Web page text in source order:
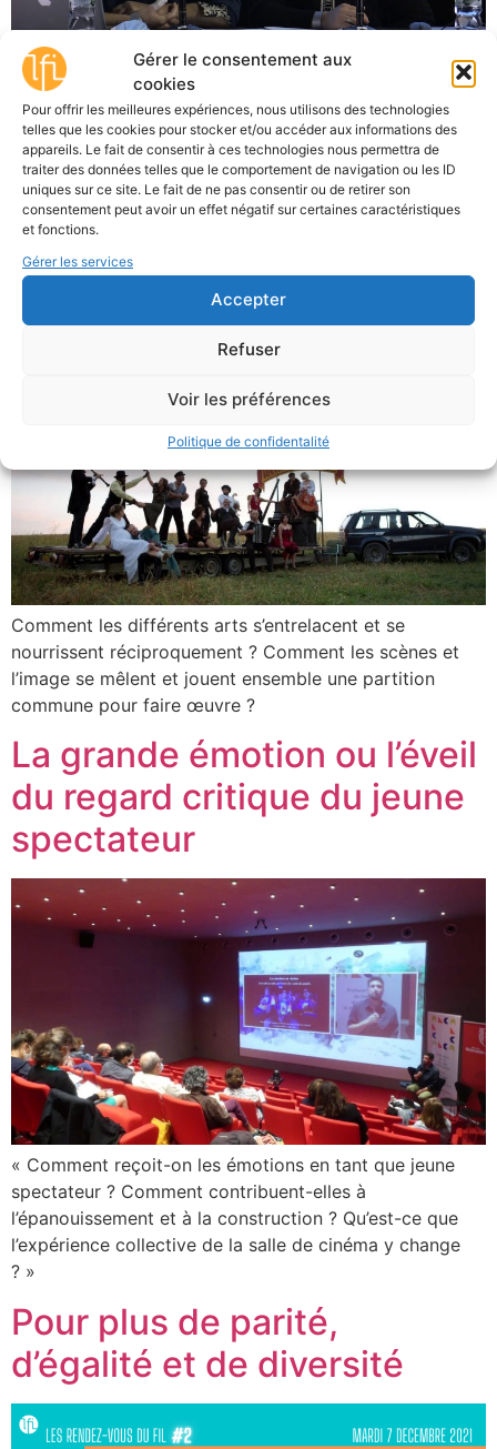
Gérer le consentement aux
cookies
Pour offrir les meilleures expériences, nous utilisons des technologies
telles que les cookies pour stocker et/ou accéder aux informations des
appareils. Le fait de consentir à ces technologies nous permettra de
traiter des données telles que le comportement de navigation ou les ID
uniques sur ce site. Le fait de ne pas consentir ou de retirer son
consentement peut avoir un effet négatif sur certaines caractéristiques
et fonctions.
Gérer les services
Accepter
Refuser
Voir les préférences
Politique de confidentalité
Journées professionnelles Cinéma 93 : découvrez le
récit d’une expérimentation menée dans une PMI et la
présentation d’un guide ressource à destination des
professionnels de la petite enfance, de la culture et des
parents.
Scènes et Cinéma
Comment les différents arts s’entrelacent et se
nourrissent réciproquement ? Comment les scènes et
l’image se mêlent et jouent ensemble une partition
commune pour faire œuvre ?
La grande émotion ou l’éveil
du regard critique du jeune
spectateur
« Comment reçoit-on les émotions en tant que jeune
spectateur ? Comment contribuent-elles à
l’épanouissement et à la construction ? Qu’est-ce que
l’expérience collective de la salle de cinéma y change
? »
Pour plus de parité,
d’égalité et de diversité